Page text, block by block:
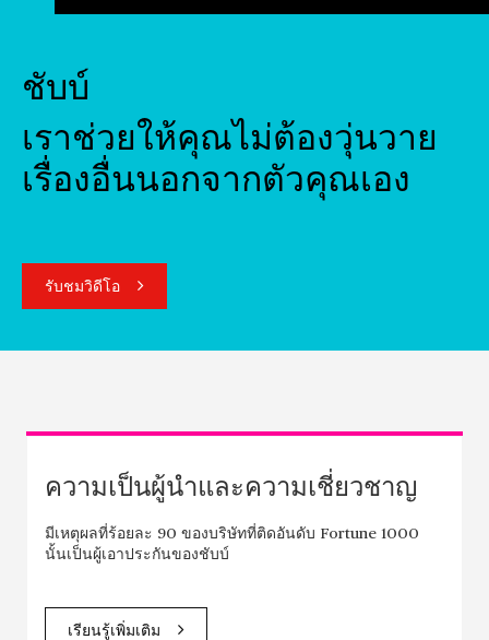
ชับบ์
เราช่วยให้คุณไม่ต้องวุ่นวาย
เรื่องอื่นนอกจากตัวคุณเอง
รับชมวิดีโอ
ความเป็นผู้นำและความเชี่ยวชาญ
มีเหตุผลที่ร้อยละ 90 ของบริษัทที่ติดอันดับ Fortune 1000
นั้นเป็นผู้เอาประกันของชับบ์
เรียนรู้เพิ่มเติม